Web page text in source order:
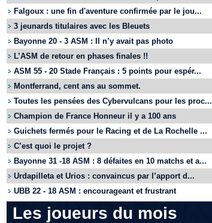
Falgoux : une fin d'aventure confirmée par le jou...
3 jeunards titulaires avec les Bleuets
Bayonne 20 - 3 ASM : Il n’y avait pas photo
L’ASM de retour en phases finales !!
ASM 55 - 20 Stade Français : 5 points pour espér...
Montferrand, cent ans au sommet.
Toutes les pensées des Cybervulcans pour les proc...
Champion de France Honneur il y a 100 ans
Guichets fermés pour le Racing et de La Rochelle ...
C’est quoi le projet ?
Bayonne 31 -18 ASM : 8 défaites en 10 matchs et a...
Urdapilleta et Urios : convaincus par l’apport d...
UBB 22 - 18 ASM : encourageant et frustrant
Les joueurs du mois